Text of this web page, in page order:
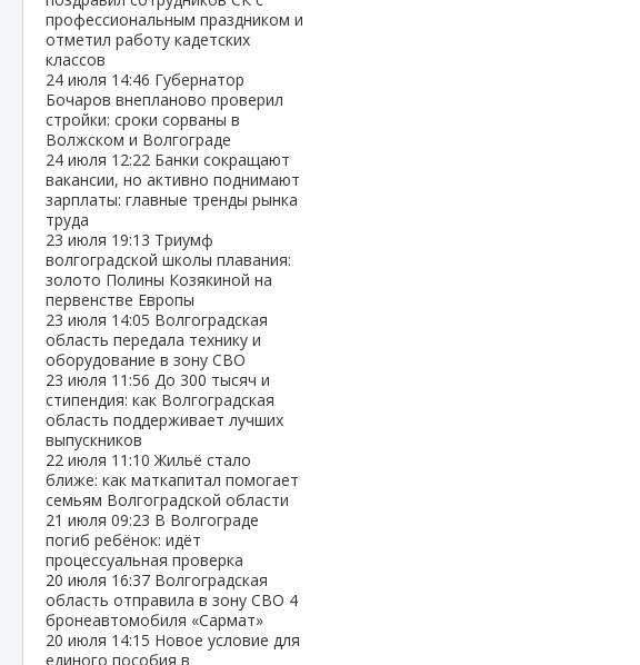
профессиональным праздником и
отметил работу кадетских
классов
24 июля 14:46 Губернатор
Бочаров внепланово проверил
стройки: сроки сорваны в
Волжском и Волгограде
24 июля 12:22 Банки сокращают
вакансии, но активно поднимают
зарплаты: главные тренды рынка
труда
23 июля 19:13 Триумф
волгоградской школы плавания:
золото Полины Козякиной на
первенстве Европы
23 июля 14:05 Волгоградская
область передала технику и
оборудование в зону СВО
23 июля 11:56 До 300 тысяч и
стипендия: как Волгоградская
область поддерживает лучших
выпускников
22 июля 11:10Жильё стало
ближе: как маткапитал помогает
семьям Волгоградской области
21 июля 09:23 В Волгограде
погиб ребёнок: идёт
процессуальная проверка
20 июля 16:37 Волгоградская
область отправила в зону СВО 4
бронеавтомобиля «Сармат»
20 июля 14:15 Новое условие для
единого пособия в